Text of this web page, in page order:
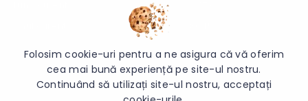
© 2026 Direcția de Învățămînt Hîncești - Toate drepturile
Folosim cookie-uri pentru a ne asigura că vă oferim
cea mai bună experiență pe site-ul nostru.
Continuând să utilizați site-ul nostru, acceptați